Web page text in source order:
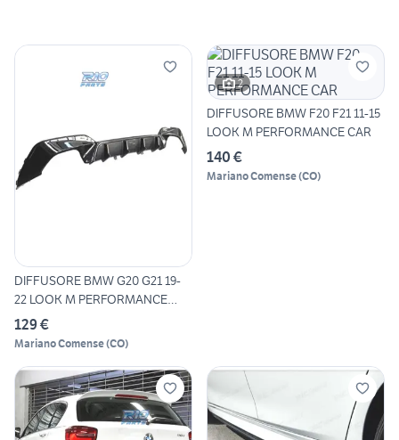
DIFFUSORE BMW G20 G21 19-
22 LOOK M PERFORMANCE
CAR
129 €
Mariano Comense(CO)
2
DIFFUSORE BMW F20 F21 11-15
LOOK M PERFORMANCE CAR
140 €
Mariano Comense(CO)